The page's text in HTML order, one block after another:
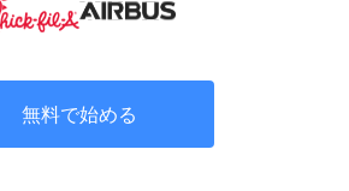
無料で始める